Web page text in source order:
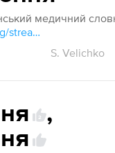
медичний
https://archive.org/stream/slov30#page/n88/mode/1up
S. Velichko
2
,